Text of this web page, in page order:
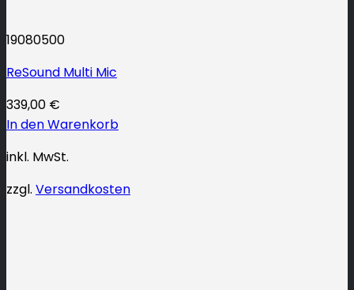
19080500
ReSound Multi Mic
339,00 €
In den Warenkorb
inkl. MwSt.
zzgl. Versandkosten